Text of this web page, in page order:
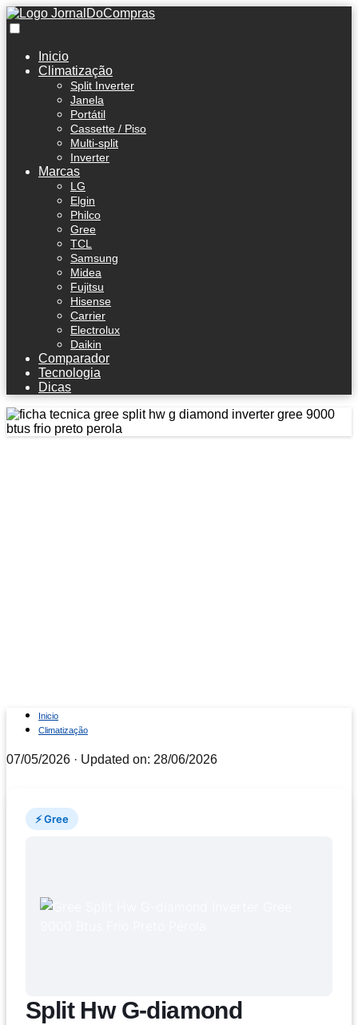
Inicio
Climatização
Split Inverter
Janela
Portátil
Cassette / Piso
Multi-split
Inverter
Marcas
LG
Elgin
Philco
Gree
TCL
Samsung
Midea
Fujitsu
Hisense
Carrier
Electrolux
Daikin
Comparador
Tecnologia
Dicas
Inicio
Climatização
07/05/2026 · Updated on: 28/06/2026
⚡ Gree
Split Hw G-diamond